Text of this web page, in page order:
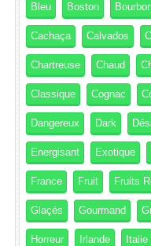
Bleu Boston
Cachaça Calvados
Chartreuse Chaud
Classique Cognac
Dangereux Dark
Energisant Exotique
France Fruit Fruits
Glaçés Gourmand
Horreur Irlande Italie